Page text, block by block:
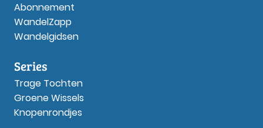
Abonnement
WandelZapp
Wandelgidsen
Series
Trage Tochten
Groene Wissels
Knopenrondjes